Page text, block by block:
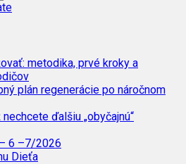
metodika, prvé kroky a
plán regenerácie po náročnom
ďalšiu „obyčajnú“
6 –7/2026
Dieťa